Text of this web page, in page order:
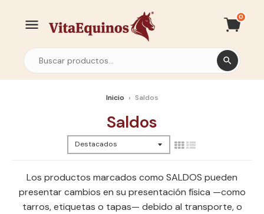
0
Inicio › Saldos
Saldos
Los productos marcados como SALDOS pueden
presentar cambios en su presentación física —como
tarros, etiquetas o tapas— debido al transporte, o